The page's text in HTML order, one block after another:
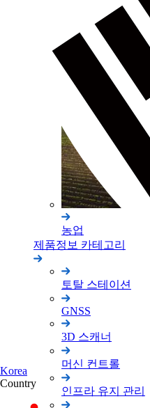
건축
농업
제품정보 카테고리
토탈 스테이션
GNSS
3D 스캐너
머신 컨트롤
인프라 유지 관리
Korea
Country